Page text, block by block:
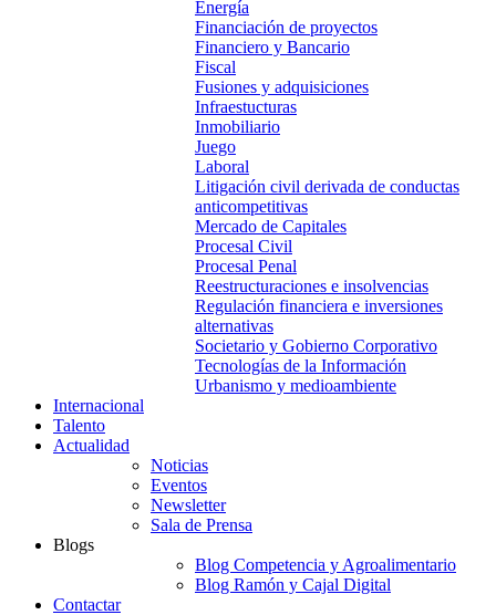
Energía
Financiación de proyectos
Financiero y Bancario
Fiscal
Fusiones y adquisiciones
Infraestucturas
Inmobiliario
Juego
Laboral
Litigación civil derivada de conductas
anticompetitivas
Mercado de Capitales
Procesal Civil
Procesal Penal
Reestructuraciones e insolvencias
Regulación financiera e inversiones
alternativas
Societario y Gobierno Corporativo
Tecnologías de la Información
Urbanismo y medioambiente
Internacional
Talento
Actualidad
Noticias
Eventos
Newsletter
Sala de Prensa
Blogs
Blog Competencia y Agroalimentario
Blog Ramón y Cajal Digital
Contactar